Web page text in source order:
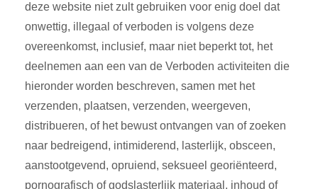
deze website niet zult gebruiken voor enig doel dat
onwettig, illegaal of verboden is volgens deze
overeenkomst, inclusief, maar niet beperkt tot, het
deelnemen aan een van de Verboden activiteiten die
hieronder worden beschreven, samen met het
verzenden, plaatsen, verzenden, weergeven,
distribueren, of het bewust ontvangen van of zoeken
naar bedreigend, intimiderend, lasterlijk, obsceen,
aanstootgevend, opruiend, seksueel georiënteerd,
pornografisch of godslasterlijk materiaal, inhoud of